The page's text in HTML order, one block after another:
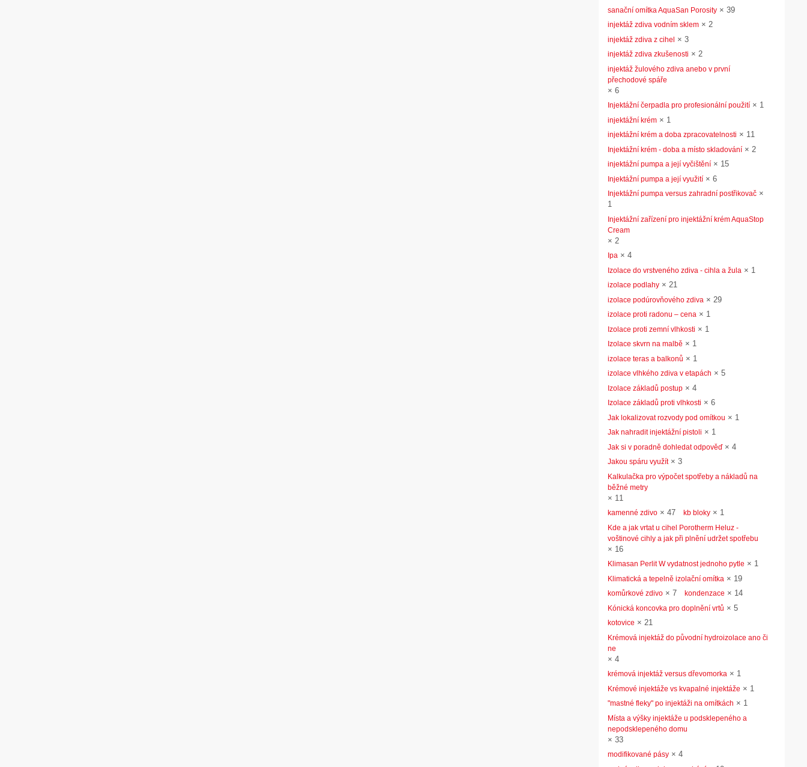
sanační omítka AquaSan Porosity × 39
injektáž zdiva vodním sklem × 2
injektáž zdiva z cihel × 3
injektáž zdiva zkušenosti × 2
injektáž žulového zdiva anebo v první
přechodové spáře
× 6
Injektážní čerpadla pro profesionální použití × 1
injektážní krém × 1
injektážní krém a doba zpracovatelnosti × 11
Injektážní krém - doba a místo skladování × 2
injektážní pumpa a její vyčištění × 15
Injektážní pumpa a její využití × 6
Injektážní pumpa versus zahradní postřikovač ×
1
Injektážní zařízení pro injektážní krém AquaStop
Cream
× 2
Ipa × 4
Izolace do vrstveného zdiva - cihla a žula × 1
izolace podlahy × 21
izolace podúrovňového zdiva × 29
izolace proti radonu – cena × 1
Izolace proti zemní vlhkosti × 1
Izolace skvrn na malbě × 1
izolace teras a balkonů × 1
izolace vlhkého zdiva v etapách × 5
Izolace základů postup × 4
Izolace základů proti vlhkosti × 6
Jak lokalizovat rozvody pod omítkou × 1
Jak nahradit injektážní pistoli × 1
Jak si v poradně dohledat odpověď× 4
Jakou spáru využít× 3
Kalkulačka pro výpočet spotřeby a nákladů na
běžné metry
× 11
kamenné zdivo × 47 kb bloky × 1
Kde a jak vrtat u cihel Porotherm Heluz -
voštinové cihly a jak při plnění udržet spotřebu
× 16
Klimasan Perlit W vydatnost jednoho pytle × 1
Klimatická a tepelně izolační omítka × 19
komůrkové zdivo × 7 kondenzace × 14
Kónická koncovka pro doplnění vrtů × 5
kotovice × 21
Krémová injektáž do původní hydroizolace ano či
ne
× 4
krémová injektáž versus dřevomorka × 1
Krémové injektáže vs kvapalné injektáže × 1
"mastné fleky" po injektáži na omítkách × 1
Místa a výšky injektáže u podsklepeného a
nepodsklepeného domu
× 33
modifikované pásy × 4